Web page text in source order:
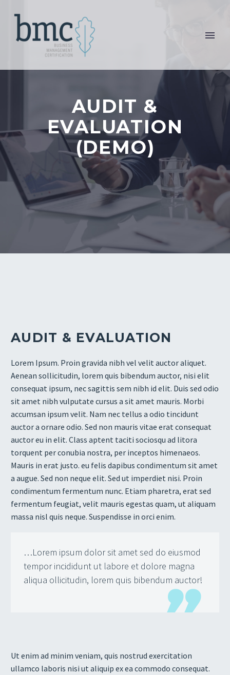
AUDIT &
EVALUATION
(DEMO)
AUDIT & EVALUATION
Lorem Ipsum. Proin gravida nibh vel velit auctor aliquet.
Aenean sollicitudin, lorem quis bibendum auctor, nisi elit
consequat ipsum, nec sagittis sem nibh id elit. Duis sed odio
sit amet nibh vulputate cursus a sit amet mauris. Morbi
accumsan ipsum velit. Nam nec tellus a odio tincidunt
auctor a ornare odio. Sed non mauris vitae erat consequat
auctor eu in elit. Class aptent taciti sociosqu ad litora
torquent per conubia nostra, per inceptos himenaeos.
Mauris in erat justo. eu felis dapibus condimentum sit amet
a augue. Sed non neque elit. Sed ut imperdiet nisi. Proin
condimentum fermentum nunc. Etiam pharetra, erat sed
fermentum feugiat, velit mauris egestas quam, ut aliquam
massa nisl quis neque. Suspendisse in orci enim.
…Lorem ipsum dolor sit amet sed do eiusmod
tempor incididunt ut labore et dolore magna
aliqua ollicitudin, lorem quis bibendum auctor!
Ut enim ad minim veniam, quis nostrud exercitation
ullamco laboris nisi ut aliquip ex ea commodo consequat.